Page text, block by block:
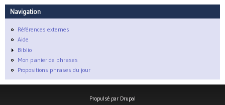
Navigation
Références externes
Aide
Biblio
Mon panier de phrases
Propositions phrases du jour
Propulsé par Drupal